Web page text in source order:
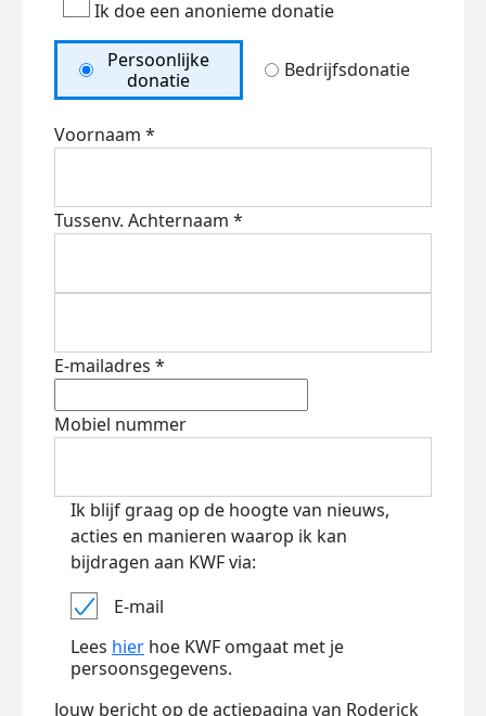
Ik doe een anonieme donatie
Persoonlijke
donatie
Bedrijfsdonatie
Voornaam *
Tussenv. Achternaam *
E-mailadres *
Mobiel nummer
Ik blijf graag op de hoogte van nieuws,
acties en manieren waarop ik kan
bijdragen aan KWF via:
E-mail
Lees hier hoe KWF omgaat met je
persoonsgegevens.
Jouw bericht op de actiepagina van Roderick